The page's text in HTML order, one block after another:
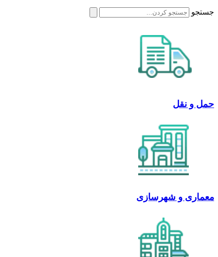
جستجو
حمل و نقل
معماری و شهرسازی